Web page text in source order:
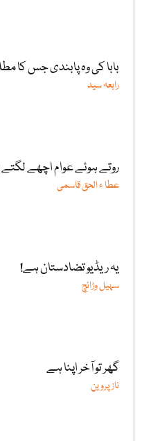
بابا کی وہ پابندی جس کا
رابعہ سید
روتے ہوئے عوام اچھے
عطا ء الحق قاسمی
یہ ریڈیو تضادستان ہے!
سہیل وڑائچ
گھر تو آخر اپنا ہے
ناز پروین